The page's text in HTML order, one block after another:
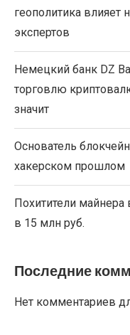
геополитика влияет
экспертов
Немецкий банк DZ
торговлю
значит
Основатель
хакерском прошлом
Похитители
в 15 млн руб.
Последние
Нет комментариев